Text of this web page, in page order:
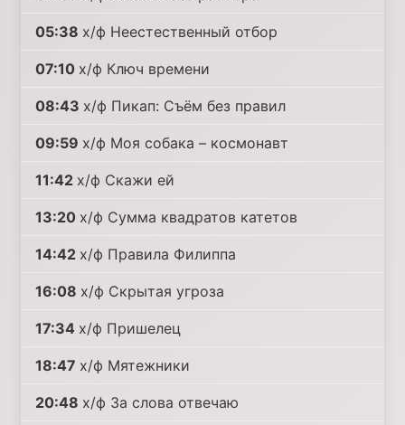
05:38 х/ф Неестественный отбор
07:10 х/ф Ключ времени
08:43 х/ф Пикап: Съём без правил
09:59 х/ф Моя собака – космонавт
11:42 х/ф Скажи ей
13:20 х/ф Сумма квадратов катетов
14:42 х/ф Правила Филиппа
16:08 х/ф Скрытая угроза
17:34 х/ф Пришелец
18:47 х/ф Мятежники
20:48 х/ф За слова отвечаю